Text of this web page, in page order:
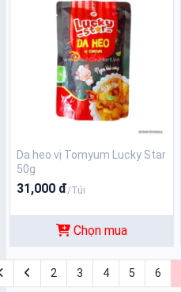
Da heo vị Tomyum Lucky Star
50g
31,000 đ/Túi
Chọn mua
2 3 4 5 6